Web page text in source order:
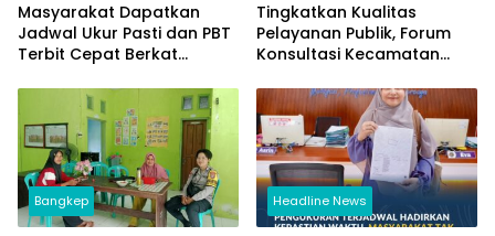
Masyarakat Dapatkan
Jadwal Ukur Pasti dan PBT
Terbit Cepat Berkat
Terjadwal
Tingkatkan Kualitas
Pelayanan Publik, Forum
Konsultasi Kecamatan
Bersama
Bangkep Headline News